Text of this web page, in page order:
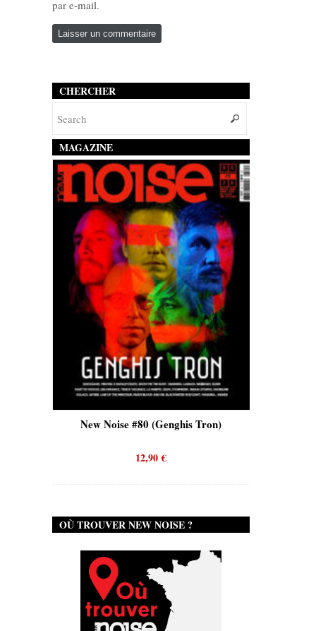
par e-mail.
CHERCHER
MAGAZINE
New Noise #80 (Genghis Tron)
12,90€
OÙ TROUVER NEW NOISE ?